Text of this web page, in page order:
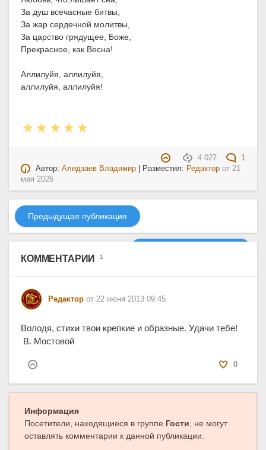
За душ всечасные битвы,
За жар сердечной молитвы,
За царство грядущее, Боже,
Прекрасное, как Весна!
Аллилуйя, аллилуйя,
аллилуйя, аллилуйя!
4 027
1
Автор:Алидзаев Владимир | Разместил: Редактор от21
мая 2026
Предыдущая публикация
КОММЕНТАРИИ 1
Редактор от 22 июня 2013 09:45
0
Володя, стихи твои крепкие и образные. Удачи тебе!
В. Мостовой
Информация
Посетители, находящиеся в группе Гости, не могут
оставлять комментарии к данной публикации.